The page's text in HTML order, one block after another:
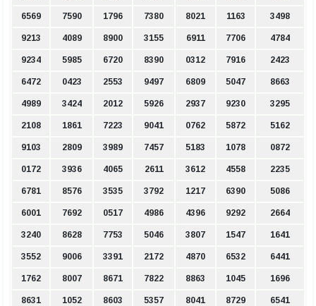
6569 7590 1796 7380 8021 1163 3498
9213 4089 8900 3155 6911 7706 4784
9234 5985 6720 8390 0312 7916 2423
6472 0423 2553 9497 6809 5047 8663
4989 3424 2012 5926 2937 9230 3295
2108 1861 7223 9041 0762 5872 5162
9103 2809 3989 7457 5183 1078 0872
0172 3936 4065 2611 3612 4558 2235
6781 8576 3535 3792 1217 6390 5086
6001 7692 0517 4986 4396 9292 2664
3240 8628 7753 5046 3807 1547 1641
3552 9006 3391 2172 4870 6532 6441
1762 8007 8671 7822 8863 1045 1696
8631 1052 8603 5357 8041 8729 6541